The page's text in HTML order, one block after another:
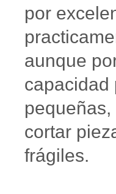
por
aunque
capacidad
cortar
frágiles.